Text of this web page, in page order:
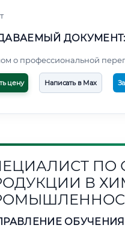
ДОКУМЕНТ:
о профессиональной
цену Написать в Max
ПО
В